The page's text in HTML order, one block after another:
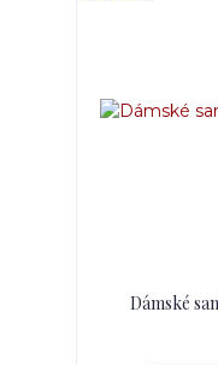
Dámské